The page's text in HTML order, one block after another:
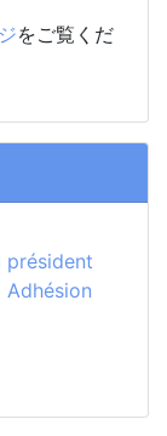
をご覧くだ
président
Adhésion